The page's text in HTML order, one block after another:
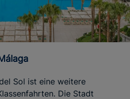
Sol ist eine weitere
Die Stadt